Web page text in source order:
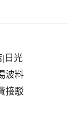
|日光
波料
接駁